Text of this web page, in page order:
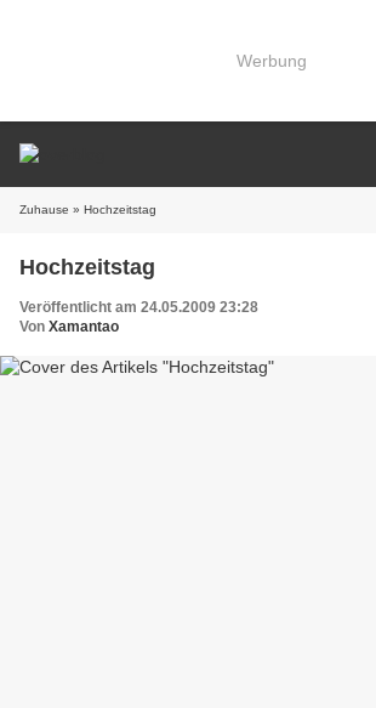
Werbung
Zuhause » Hochzeitstag
Hochzeitstag
Veröffentlicht am 24.05.2009 23:28
Von Xamantao